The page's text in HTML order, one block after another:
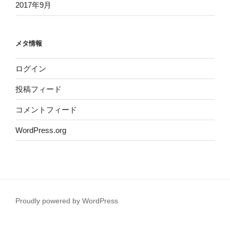
2017年9月
メタ情報
ログイン
投稿フィード
コメントフィード
WordPress.org
Proudly powered by WordPress